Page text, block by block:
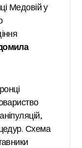
Медовій у
Схема